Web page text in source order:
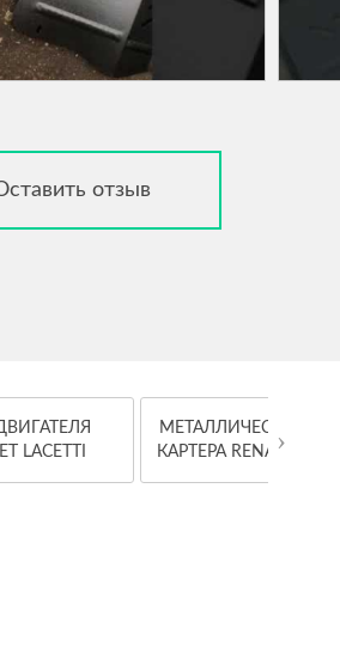
отзыв
LACETTI
МЕТАЛЛИЧЕСКАЯ
КАРТЕРА RENAULT
›